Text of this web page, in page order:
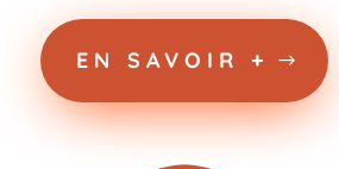
EN SAVOIR +